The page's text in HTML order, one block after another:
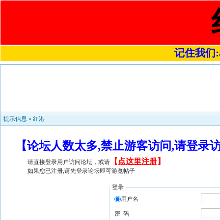
记住我们
提示信息 » 红港
【论坛人数太多,禁止游客访问,请登
请直接登录用户访问论坛，或请 【 点这里注册】
如果您已注册,请先登录论坛即可游览帖子
登录
用户名
密 码